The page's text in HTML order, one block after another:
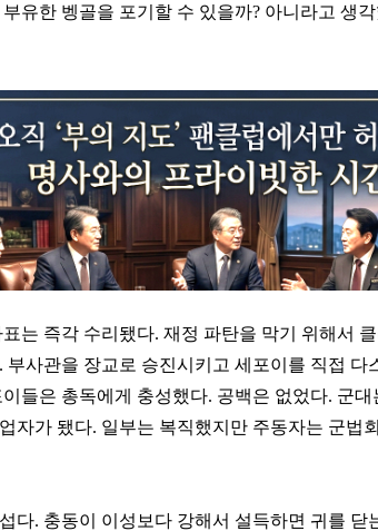
유한 벵골을 포기할 수 있을까? 아니라고 생
는 즉각 수리됐다. 재정 파탄을 막기 위해서
부사관을 장교로 승진시키고 세포이를 직접 다
들은 총독에게 충성했다. 공백은 없었다. 군대
자가 됐다. 일부는 복직했지만 주동자는 군법
다. 충동이 이성보다 강해서 설득하면 귀를 닫